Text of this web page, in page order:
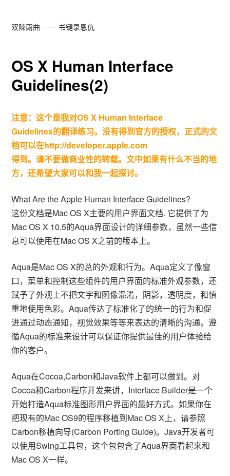
双陳兩曲 —— 书键录恩仇
OS X Human Interface
Guidelines(2)
注意：这个是我对OS X Human Interface
Guidelines的翻译练习。没有得到官方的授权，正式的文
档可以在http://developer.apple.com
得到。请不要做商业性的转载。文中如果有什么不当的地
方，还希望大家可以和我一起探讨。
What Are the Apple Human Interface Guidelines?
这份文档是Mac OS X主要的用户界面文档. 它提供了为
Mac OS X 10.5的Aqua界面设计的详细参数，虽然一些信
息可以使用在Mac OS X之前的版本上。
Aqua是Mac OS X的总的外观和行为。Aqua定义了像窗
口，菜单和控制这些组件的用户界面的标准外观参数，还
赋予了外观上不把文字和图像混淆，阴影，透明度，和慎
重地使用色彩。Aqua传达了标准化了的统一的行为和促
进通过动态通知，视觉效果等等来表达的清晰的沟通。遵
循Aqua的标准来设计可以保证你提供最佳的用户体验给
你的客户。
Aqua在Cocoa,Carbon和Java软件上都可以做到。对
Cocoa和Carbon程序开发来讲，Interface Builder是一个
开始打造Aqua标准图形用户界面的最好方式。如果你在
把现有的Mac OS9的程序移植到Mac OS X上，请参照
Carbon移植向导(Carbon Porting Guide)。Java开发者可
以使用Swing工具包，这个包包含了Aqua界面看起来和
Mac OS X一样。